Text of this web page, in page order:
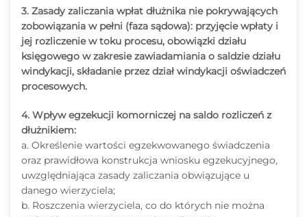
3. Zasady zaliczania wpłat dłużnika nie pokrywających
zobowiązania w pełni (faza sądowa): przyjęcie wpłaty i
jej rozliczenie w toku procesu, obowiązki działu
księgowego w zakresie zawiadamiania o saldzie działu
windykacji, składanie przez dział windykacji oświadczeń
procesowych.
4. Wpływ egzekucji komorniczej na saldo rozliczeń z
dłużnikiem:
a. Określenie wartości egzekwowanego świadczenia
oraz prawidłowa konstrukcja wniosku egzekucyjnego,
uwzględniająca zasady zaliczania obwiązujące u
danego wierzyciela;
b. Roszczenia wierzyciela, co do których nie można